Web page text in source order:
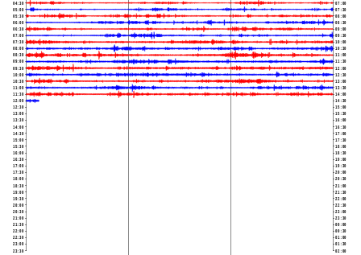
04:30
05:00
05:30
06:00
06:30
07:00
07:30
08:00
08:30
09:00
09:30
10:00
10:30
11:00
11:30
12:00
12:30
13:00
13:30
14:00
14:30
15:00
15:30
16:00
16:30
17:00
17:30
18:00
18:30
19:00
19:30
20:00
20:30
21:00
21:30
22:00
22:30
23:00
23:30
07:00
07:30
08:00
08:30
09:00
09:30
10:00
10:30
11:00
11:30
12:00
12:30
13:00
13:30
14:00
14:30
15:00
15:30
16:00
16:30
17:00
17:30
18:00
18:30
19:00
19:30
20:00
20:30
21:00
21:30
22:00
22:30
23:00
23:30
00:00
00:30
01:00
01:30
02:00